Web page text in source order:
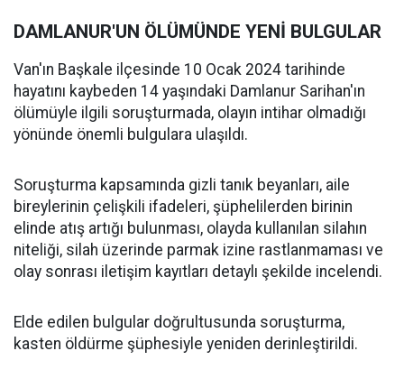
DAMLANUR'UN ÖLÜMÜNDE YENİ BULGULAR
Van'ın Başkale ilçesinde 10 Ocak 2024 tarihinde
hayatını kaybeden 14 yaşındaki Damlanur Sarihan'ın
ölümüyle ilgili soruşturmada, olayın intihar olmadığı
yönünde önemli bulgulara ulaşıldı.
Soruşturma kapsamında gizli tanık beyanları, aile
bireylerinin çelişkili ifadeleri, şüphelilerden birinin
elinde atış artığı bulunması, olayda kullanılan silahın
niteliği, silah üzerinde parmak izine rastlanmaması ve
olay sonrası iletişim kayıtları detaylı şekilde incelendi.
Elde edilen bulgular doğrultusunda soruşturma,
kasten öldürme şüphesiyle yeniden derinleştirildi.